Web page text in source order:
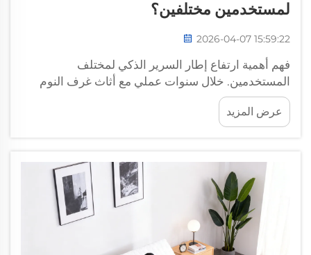
لمستخدمين مختلفين؟
2026-04-07 15:59:22
فهم أهمية ارتفاع إطار السرير الذكي لمختلف
المستخدمين. خلال سنوات عملي مع أثاث غرف النوم
الذكي ومساعدتي للعائلات في تجهيز مساحات نومهم،
لاحظتُ أمرًا واحدًا يتجاهله الكثيرون عند شراء إطار سرير
ذكي...
عرض المزيد